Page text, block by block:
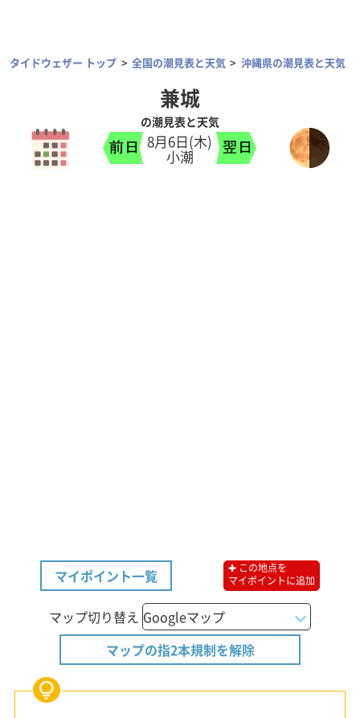
タイドウェザー トップ 全国の潮見表と天気 沖縄県の潮見表と天気
兼城
の潮見表と天気
8月6日(木)
小潮
マイポイント一覧
✚ この地点を
マイポイントに追加
マップ切り替え
マップの指2本規制を解除